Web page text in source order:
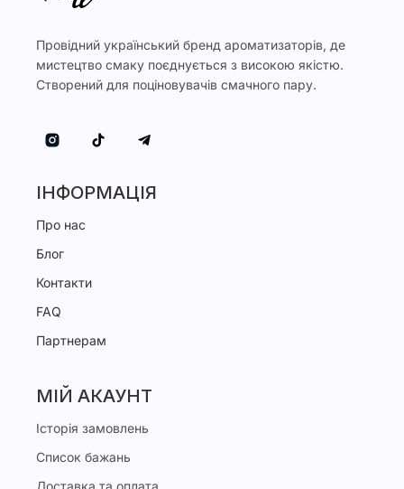
Провідний український бренд ароматизаторів, де
мистецтво смаку поєднується з високою якістю.
Створений для поціновувачів смачного пару.
ІНФОРМАЦІЯ
Про нас
Блог
Контакти
FAQ
Партнерам
МІЙ АКАУНТ
Історія замовлень
Список бажань
Доставка та оплата